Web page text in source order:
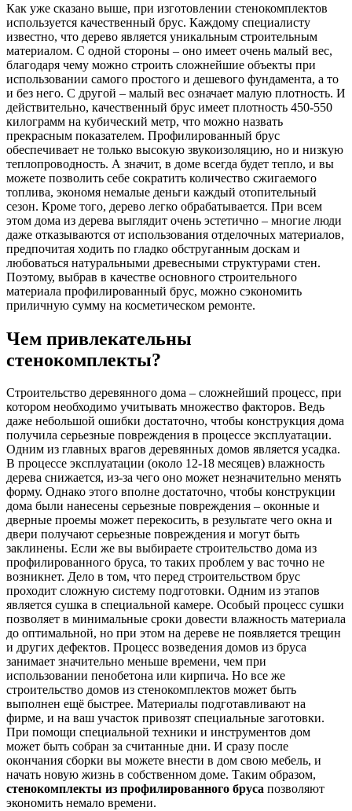
Как уже сказано выше, при изготовлении стенокомплектов
используется качественный брус. Каждому специалисту
известно, что дерево является уникальным строительным
материалом. С одной стороны – оно имеет очень малый вес,
благодаря чему можно строить сложнейшие объекты при
использовании самого простого и дешевого фундамента, а то
и без него. С другой – малый вес означает малую плотность. И
действительно, качественный брус имеет плотность 450-550
килограмм на кубический метр, что можно назвать
прекрасным показателем. Профилированный брус
обеспечивает не только высокую звукоизоляцию, но и низкую
теплопроводность. А значит, в доме всегда будет тепло, и вы
можете позволить себе сократить количество сжигаемого
топлива, экономя немалые деньги каждый отопительный
сезон. Кроме того, дерево легко обрабатывается. При всем
этом дома из дерева выглядит очень эстетично – многие люди
даже отказываются от использования отделочных материалов,
предпочитая ходить по гладко обструганным доскам и
любоваться натуральными древесными структурами стен.
Поэтому, выбрав в качестве основного строительного
материала профилированный брус, можно сэкономить
приличную сумму на косметическом ремонте.
Чем привлекательны
стенокомплекты?
Строительство деревянного дома – сложнейший процесс, при
котором необходимо учитывать множество факторов. Ведь
даже небольшой ошибки достаточно, чтобы конструкция дома
получила серьезные повреждения в процессе эксплуатации.
Одним из главных врагов деревянных домов является усадка.
В процессе эксплуатации (около 12-18 месяцев) влажность
дерева снижается, из-за чего оно может незначительно менять
форму. Однако этого вполне достаточно, чтобы конструкции
дома были нанесены серьезные повреждения – оконные и
дверные проемы может перекосить, в результате чего окна и
двери получают серьезные повреждения и могут быть
заклинены. Если же вы выбираете строительство дома из
профилированного бруса, то таких проблем у вас точно не
возникнет. Дело в том, что перед строительством брус
проходит сложную систему подготовки. Одним из этапов
является сушка в специальной камере. Особый процесс сушки
позволяет в минимальные сроки довести влажность материала
до оптимальной, но при этом на дереве не появляется трещин
и других дефектов. Процесс возведения домов из бруса
занимает значительно меньше времени, чем при
использовании пенобетона или кирпича. Но все же
строительство домов из стенокомплектов может быть
выполнен ещё быстрее. Материалы подготавливают на
фирме, и на ваш участок привозят специальные заготовки.
При помощи специальной техники и инструментов дом
может быть собран за считанные дни. И сразу после
окончания сборки вы можете внести в дом свою мебель, и
начать новую жизнь в собственном доме. Таким образом,
стенокомплекты из профилированного бруса позволяют
экономить немало времени.